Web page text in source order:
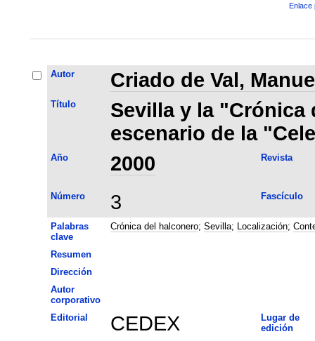
Enlace
Autor Criado de Val,
Título
Sevilla y la "Crónica
escenario de la
Año 2000 Revista
Número 3 Fascículo
Palabras
clave
Crónica del halconero; Sevilla; Localización;
Resumen
Dirección
Autor
corporativo
Editorial
CEDEX
Lugar de
edición